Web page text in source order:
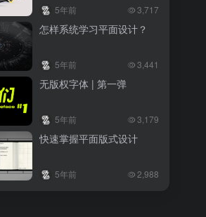
5年前 3,717
怎样系统学习平面设计？
5年前 3,441
无版权字体 | 第一弹
5年前 3,179
快速掌握平面版式设计
5年前 2,988